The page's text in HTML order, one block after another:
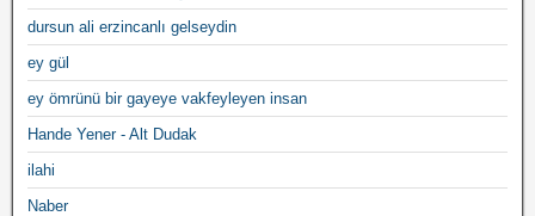
dursun ali erzincanlı gelseydin
ey gül
ey ömrünü bir gayeye vakfeyleyen insan
Hande Yener - Alt Dudak
ilahi
Naber